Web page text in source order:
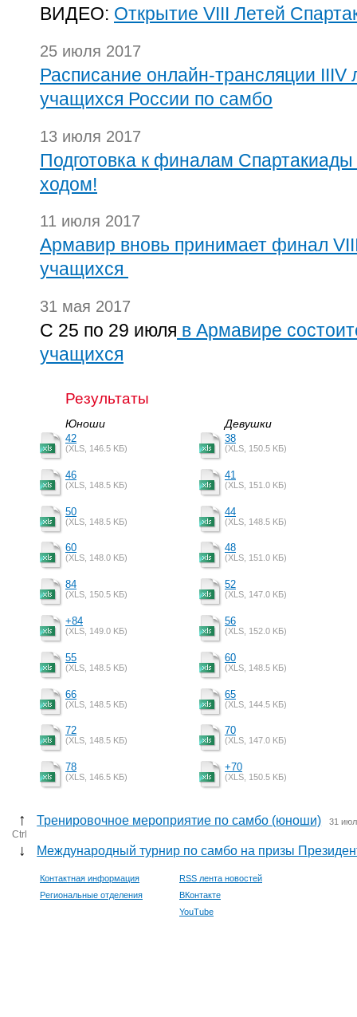
ВИДЕО: Открытие VIII Летей
25 июля 2017
Расписание онлайн-трансляции IIIV
учащихся России по самбо
13 июля 2017
Подготовка к финалам
ходом!
11 июля 2017
Армавир вновь принимает финал
учащихся
31 мая 2017
С 25 по 29 июля в Армавире
учащихся
Результаты
Юноши
42
(XLS, 146.5 KБ)
46
(XLS, 148.5 KБ)
50
(XLS, 148.5 KБ)
60
(XLS, 148.0 KБ)
84
(XLS, 150.5 KБ)
+84
(XLS, 149.0 KБ)
55
(XLS, 148.5 KБ)
66
(XLS, 148.5 KБ)
72
(XLS, 148.5 KБ)
78
(XLS, 146.5 KБ)
Девушки
38
(XLS, 150.5 KБ)
41
(XLS, 151.0 KБ)
44
(XLS, 148.5 KБ)
48
(XLS, 151.0 KБ)
52
(XLS, 147.0 KБ)
56
(XLS, 152.0 KБ)
60
(XLS, 148.5 KБ)
65
(XLS, 144.5 KБ)
70
(XLS, 147.0 KБ)
+70
(XLS, 150.5 KБ)
↑ Тренировочное мероприятие по самбо (юноши) 31
Ctrl
↓ Международный турнир по самбо на призы
Контактная информация
Региональные отделения
RSS лента новостей
ВКонтакте
YouTube